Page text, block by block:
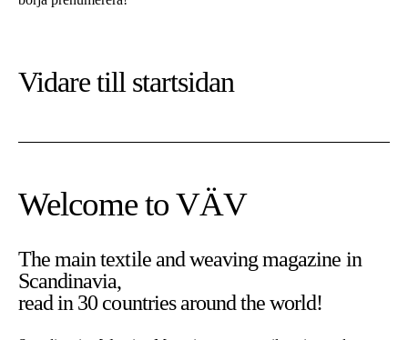
Vidare till startsidan
Welcome to VÄV
The main textile and weaving magazine in
Scandinavia,
read in 30 countries around the world!